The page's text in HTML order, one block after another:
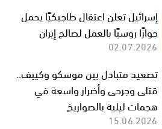
إسرائيل تعلن اعتقال طاجيكيًا يحمل
جوازًا روسيًا بالعمل لصالح إيران
02.07.2026
تصعيد متبادل بين موسكو وكييف..
قتلى وجرحى وأضرار واسعة في
هجمات ليلية بالصواريخ
15.06.2026